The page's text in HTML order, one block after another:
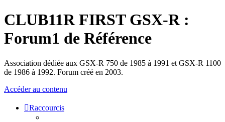
CLUB11R FIRST GSX-R :
Forum1 de Référence
Association dédiée aux GSX-R 750 de 1985 à 1991 et GSX-R 1100
de 1986 à 1992. Forum créé en 2003.
Accéder au contenu
Raccourcis